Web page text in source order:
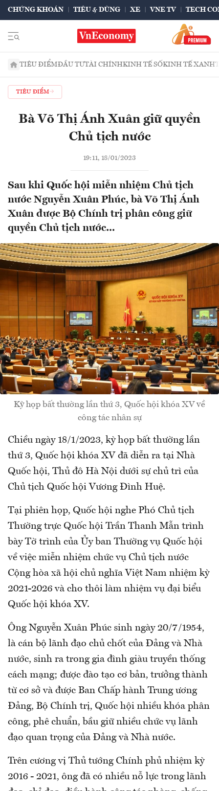
CHỨNG KHOÁN TIÊU & DÙNG XE VNE TV TECH
TIÊU ĐIỂMĐẦU TƯTÀI CHÍNHKINH TẾ SỐKINH TẾ XANH
TIÊU ĐIỂM
Bà Võ Thị Ánh Xuân giữ quyền
Chủ tịch nước
19:11, 18/01/2023
Sau khi Quốc hội miễn nhiệm Chủ tịch
nước Nguyễn Xuân Phúc, bà Võ Thị Ánh
Xuân được Bộ Chính trị phân công giữ
quyền Chủ tịch nước...
Kỳ họp bất thường lần thứ 3, Quốc hội khóa XV về
công tác nhân sự
Chiều ngày 18/1/2023, kỳ họp bất thường lần
thứ 3, Quốc hội khóa XV đã diễn ra tại Nhà
Quốc hội, Thủ đô Hà Nội dưới sự chủ trì của
Chủ tịch Quốc hội Vương Đình Huệ.
Tại phiên họp, Quốc hội nghe Phó Chủ tịch
Thường trực Quốc hội Trần Thanh Mẫn trình
bày Tờ trình của Ủy ban Thường vụ Quốc hội
về việc miễn nhiệm chức vụ Chủ tịch nước
Cộng hòa xã hội chủ nghĩa Việt Nam nhiệm kỳ
2021-2026 và cho thôi làm nhiệm vụ đại biểu
Quốc hội khóa XV.
Ông Nguyễn Xuân Phúc sinh ngày 20/7/1954,
là cán bộ lãnh đạo chủ chốt của Đảng và Nhà
nước, sinh ra trong gia đình giàu truyền thống
cách mạng; được đào tạo cơ bản, trưởng thành
từ cơ sở và được Ban Chấp hành Trung ương
Đảng, Bộ Chính trị, Quốc hội nhiều khóa phân
công, phê chuẩn, bầu giữ nhiều chức vụ lãnh
đạo quan trọng của Đảng và Nhà nước.
Trên cương vị Thủ tướng Chính phủ nhiệm kỳ
2016 - 2021, ông đã có nhiều nỗ lực trong lãnh